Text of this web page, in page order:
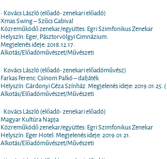
• Kovács László (előadó- zenekari előadó)
Xmas Swing – Szűcs Gabival
Közreműködő zenekar/együttes: Egri Szimfonikus Zenekar
Helyszín: Eger, Pásztorvölgyi Gimnázium.
Megjelenés ideje: 2018.12.17.
Alkotás/Előadóművészet/Művészeti
• Kovács László (előadó- zenekari előadóművész)
Farkas Ferenc: Csínom Palkó – daljáték
Helyszín: Gárdonyi Géza Színház. Megjelenés ideje:
Alkotás/Előadóművészet/Művészeti
• Kovács László (előadó- zenekari előadó)
Magyar Kultúra Napja
Közreműködő zenekar/együttes: Egri Szimfonikus Zenekar
Helyszín: Eger Hotel. Megjelenés ideje: 2019.01.21.
Alkotás/Előadóművészet/Művészeti